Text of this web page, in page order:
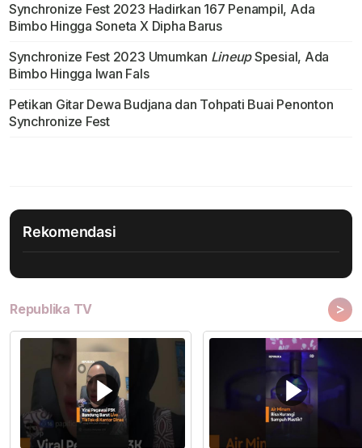
Synchronize Fest 2023 Hadirkan 167 Penampil, Ada
Bimbo Hingga Soneta X Dipha Barus
Synchronize Fest 2023 Umumkan LineupSpesial, Ada
Bimbo Hingga Iwan Fals
Petikan Gitar Dewa Budjana dan Tohpati Buai Penonton
Synchronize Fest
Rekomendasi
Republika TV >